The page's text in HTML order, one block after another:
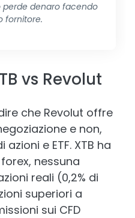
perde denaro facendo
fornitore.
vs Revolut
che Revolut offre
e non,
e ETF. XTB ha
nessuna
reali (0,2% di
superiori a
sui CFD